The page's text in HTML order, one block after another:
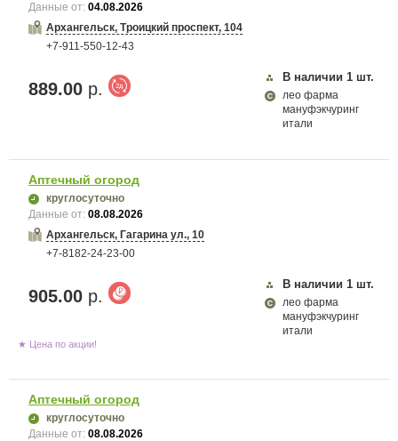
Данные от:04.08.2026
Архангельск, Троицкий проспект, 104
+7-911-550-12-43
889.00 р.
В наличии 1 шт.
лео фарма
мануфэкчуринг
итали
Аптечный огород
круглосуточно
Данные от:08.08.2026
Архангельск, Гагарина ул., 10
+7-8182-24-23-00
905.00 р.
В наличии 1 шт.
лео фарма
мануфэкчуринг
итали
★ Цена по акции!
Аптечный огород
круглосуточно
Данные от:08.08.2026